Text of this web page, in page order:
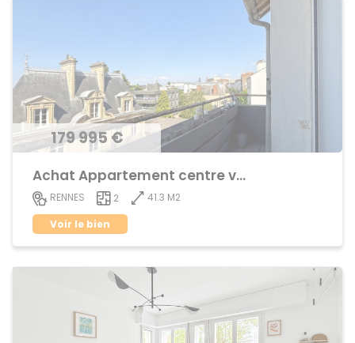
179 995 €
Achat Appartement centre ville
RENNES 2
41.3 M2
Voir le bien